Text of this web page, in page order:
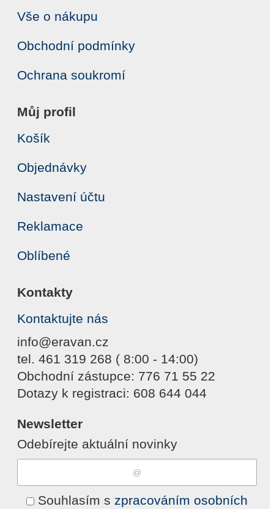
Vše o nákupu
Obchodní podmínky
Ochrana soukromí
Můj profil
Košík
Objednávky
Nastavení účtu
Reklamace
Oblíbené
Kontakty
Kontaktujte nás
info@eravan.cz
tel. 461 319 268 ( 8:00 - 14:00)
Obchodní zástupce: 776 71 55 22
Dotazy k registraci: 608 644 044
Newsletter
Odebírejte aktuální novinky
Souhlasím s zpracováním osobních